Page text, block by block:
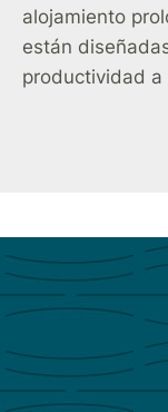
alojamiento
están
productividad a